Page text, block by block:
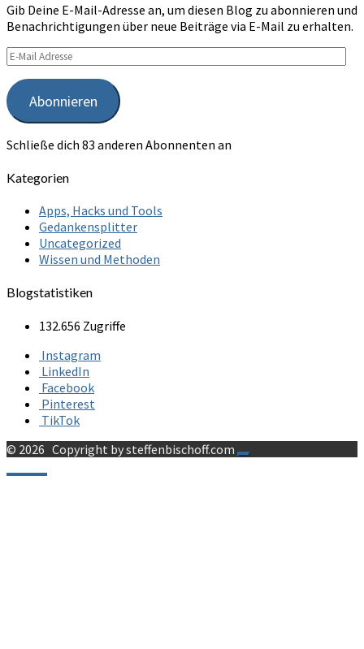
Gib Deine E-Mail-Adresse an, um diesen Blog zu abonnieren und
Benachrichtigungen über neue Beiträge via E-Mail zu erhalten.
E-
Mail
Adresse
Abonnieren
Schließe dich 83 anderen Abonnenten an
Kategorien
Apps, Hacks und Tools
Gedankensplitter
Uncategorized
Wissen und Methoden
Blogstatistiken
132.656 Zugriffe
Instagram
LinkedIn
Facebook
Pinterest
TikTok
© 2026 Copyright by steffenbischoff.com